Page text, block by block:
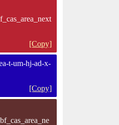
[Copy]
t-um-hj-ad-x-
[Copy]